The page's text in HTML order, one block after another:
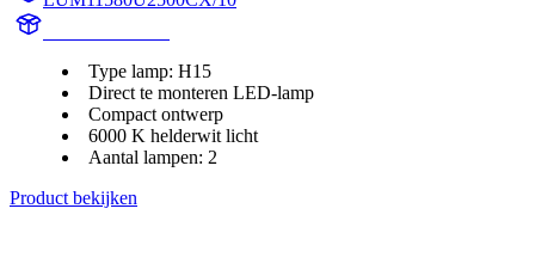
Type lamp: H15
Direct te monteren LED-lamp
Compact ontwerp
6000 K helderwit licht
Aantal lampen: 2
Product bekijken